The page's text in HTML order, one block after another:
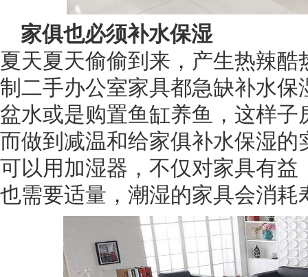
家俱也必须补水保湿
夏天夏天偷偷到来，产生热辣
制二手办公室家具都急缺补水
盆水或是购置鱼缸养鱼，这样
而做到减温和给家俱补水保湿
可以用加湿器，不仅对家具有
也需要适量，潮湿的家具会消耗